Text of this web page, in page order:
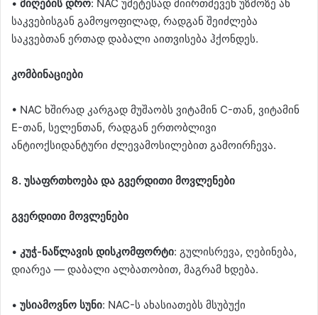
• მიღების დრო: NAC უმეტესად მიირთმევენ უზმოზე ან
საკვებისგან გამოყოფილად, რადგან შეიძლება
საკვებთან ერთად დაბალი აითვისება ჰქონდეს.
კომბინაციები
• NAC ხშირად კარგად მუშაობს ვიტამინ C-თან, ვიტამინ
E-თან, სელენთან, რადგან ერთობლივი
ანტიოქსიდანტური ძლევამოსილებით გამოირჩევა.
8. უსაფრთხოება და გვერდითი მოვლენები
გვერდითი მოვლენები
• კუჭ-ნაწლავის დისკომფორტი: გულისრევა, ღებინება,
დიარეა — დაბალი ალბათობით, მაგრამ ხდება.
• უსიამოვნო სუნი: NAC-ს ახასიათებს მსუბუქი